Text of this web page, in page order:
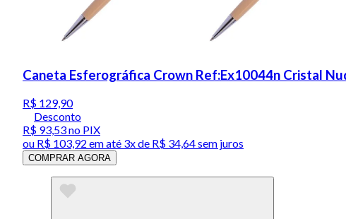
Caneta Esferográfica Crown Ref:Ex10044n Cristal
R$ 129,90
Desconto
R$ 93,53no PIX
ou R$ 103,92 em até 3x de R$ 34,64 sem juros
COMPRAR AGORA